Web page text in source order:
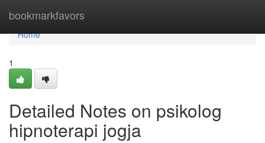
bookmarkfavors
Home
Home
1
Detailed Notes on psikolog
hipnoterapi jogja